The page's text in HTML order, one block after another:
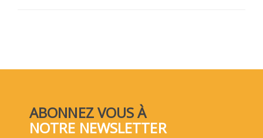
ABONNEZ VOUS À
NOTRE NEWSLETTER